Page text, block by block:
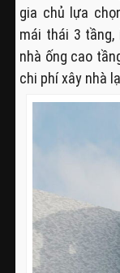
gia chủ lựa
mái thái 3
nhà ống cao
chi phí xây nhà